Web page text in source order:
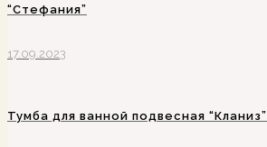
“Стефания”
17.09.2023
Тумба для ванной подвесная “Кланиз”